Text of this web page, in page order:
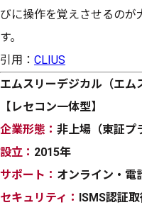
びに操作を覚えさせるの
す。
引用： CLIUS
エムスリーデジカル（エム
【レセコン一体型】
企業形態： 非上場（東証プ
設立： 2015年
サポート： オンライン・電
セキュリティ： ISMS認証